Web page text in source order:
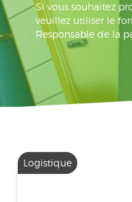
Si vous souhaitez
veuillez utiliser le
Responsable de la
Logistique